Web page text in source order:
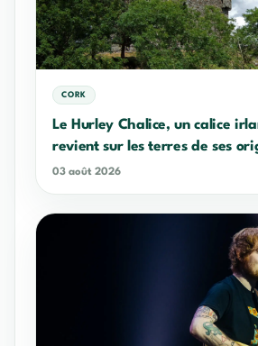
CORK
Le Hurley Chalice, un calice
revient sur les terres de ses
03 août 2026